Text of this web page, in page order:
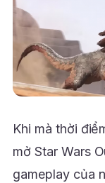
Khi mà thời
mở Star Wars
gameplay của